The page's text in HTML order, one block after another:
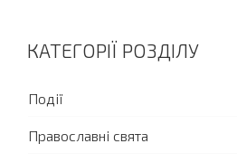
КАТЕГОРІЇ РОЗДІЛУ
Події
Православні свята